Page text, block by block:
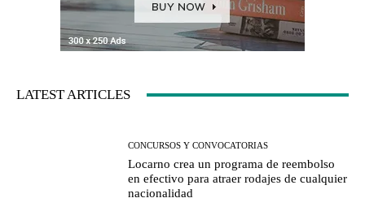
LATEST ARTICLES
CONCURSOS Y CONVOCATORIAS
Locarno crea un programa de reembolso
en efectivo para atraer rodajes de cualquier
nacionalidad